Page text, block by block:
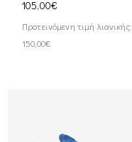
105,00€
Προτεινόμενη τιμή λιανικής:
150,00€